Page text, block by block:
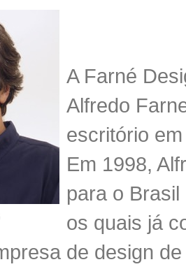
A Farné
Alfredo
escritório
Em 1998,
para o
os quais já
de design